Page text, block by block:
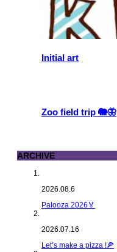
Initial art
Zoo field trip 🐘🦋
ARCHIVE
2026.08.6
Palooza 2026🏅
2026.07.16
Let’s make a pizza !🍕